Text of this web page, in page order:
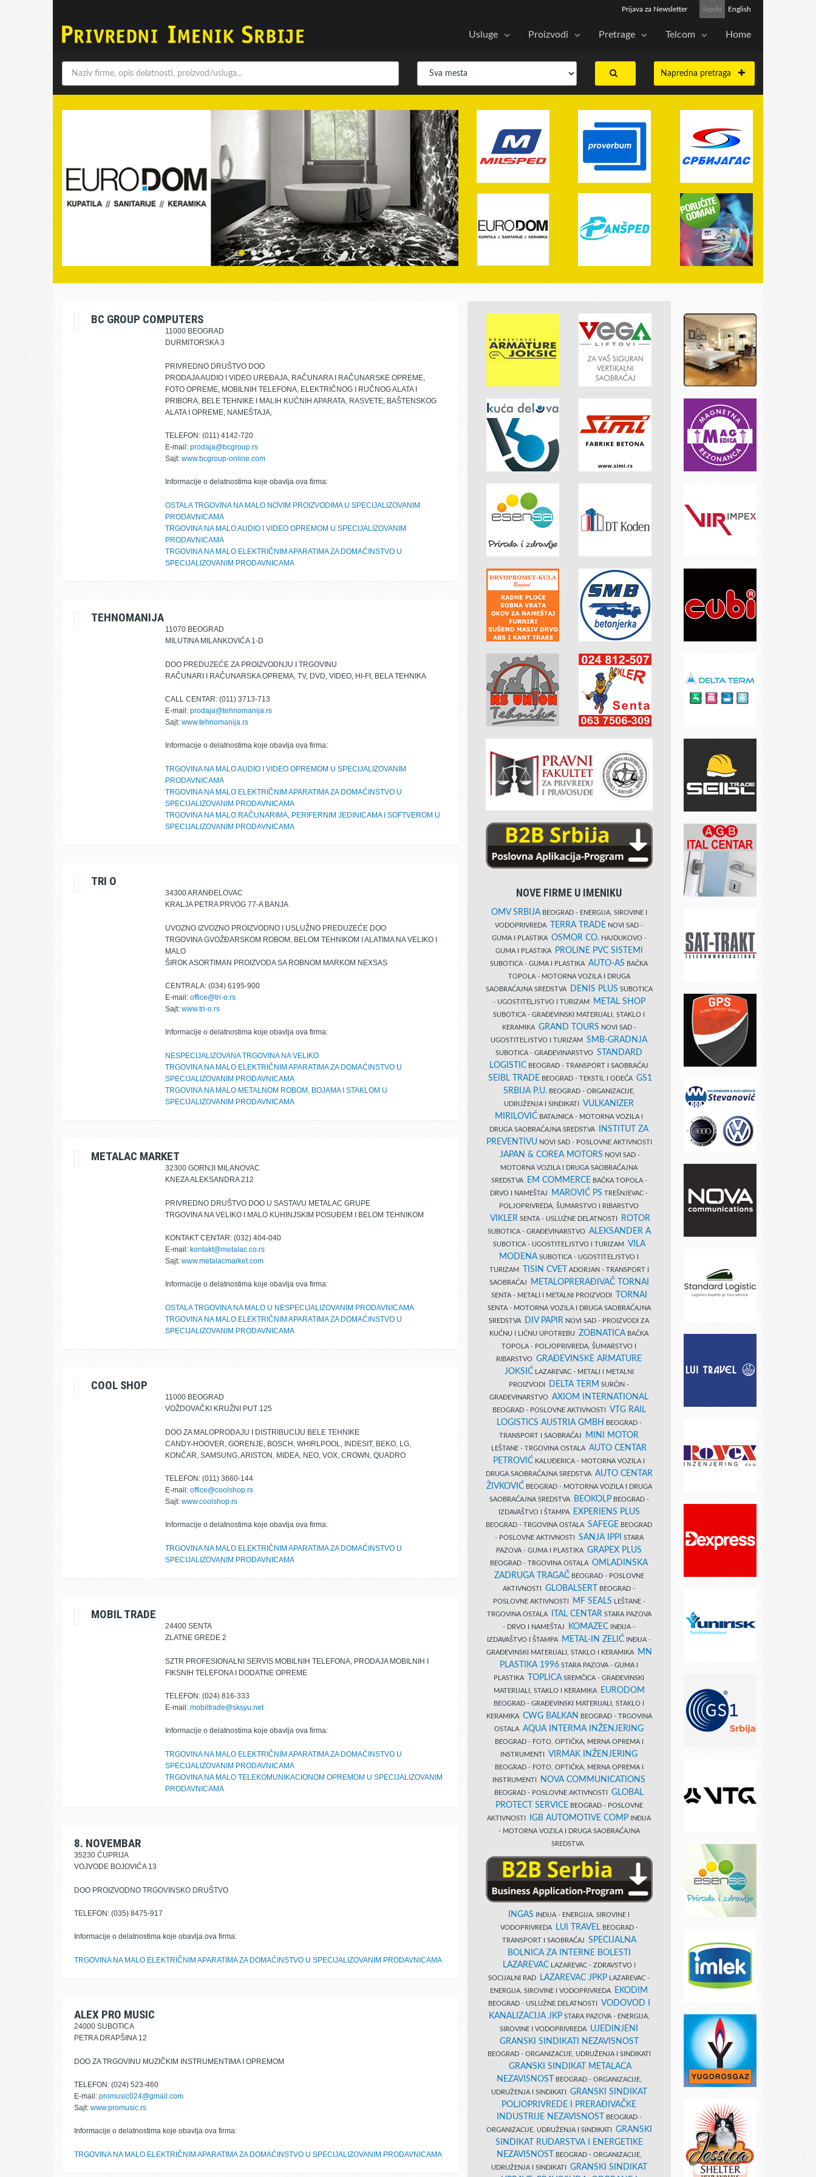
Srpski English
Prijava za Newsletter
Usluge Proizvodi Pretrage Telcom Home
Napredna pretraga
BC GROUP COMPUTERS
11000 BEOGRAD
DURMITORSKA 3
PRIVREDNO DRUŠTVO DOO
PRODAJA AUDIO I VIDEO UREĐAJA, RAČUNARA I RAČUNARSKE OPREME,
FOTO OPREME, MOBILNIH TELEFONA, ELEKTRIČNOG I RUČNOG ALATA I
PRIBORA, BELE TEHNIKE I MALIH KUĆNIH APARATA, RASVETE, BAŠTENSKOG
ALATA I OPREME, NAMEŠTAJA‚
TELEFON: (011) 4142-720
E-mail: prodaja@bcgroup.rs
Sajt: www.bcgroup-online.com
Informacije o delatnostima koje obavlja ova firma:
OSTALA TRGOVINA NA MALO NOVIM PROIZVODIMA U SPECIJALIZOVANIM
PRODAVNICAMA
TRGOVINA NA MALO AUDIO I VIDEO OPREMOM U SPECIJALIZOVANIM
PRODAVNICAMA
TRGOVINA NA MALO ELEKTRIČNIM APARATIMA ZA DOMAĆINSTVO U
SPECIJALIZOVANIM PRODAVNICAMA
TEHNOMANIJA
11070 BEOGRAD
MILUTINA MILANKOVIĆA 1-D
DOO PREDUZEĆE ZA PROIZVODNJU I TRGOVINU
RAČUNARI I RAČUNARSKA OPREMA, TV, DVD, VIDEO, HI-FI, BELA TEHNIKA
CALL CENTAR: (011) 3713-713
E-mail: prodaja@tehnomanija.rs
Sajt: www.tehnomanija.rs
Informacije o delatnostima koje obavlja ova firma:
TRGOVINA NA MALO AUDIO I VIDEO OPREMOM U SPECIJALIZOVANIM
PRODAVNICAMA
TRGOVINA NA MALO ELEKTRIČNIM APARATIMA ZA DOMAĆINSTVO U
SPECIJALIZOVANIM PRODAVNICAMA
TRGOVINA NA MALO RAČUNARIMA, PERIFERNIM JEDINICAMA I SOFTVEROM U
SPECIJALIZOVANIM PRODAVNICAMA
TRI O
34300 ARANĐELOVAC
KRALJA PETRA PRVOG 77-A BANJA
UVOZNO IZVOZNO PROIZVODNO I USLUŽNO PREDUZEĆE DOO
TRGOVINA GVOŽĐARSKOM ROBOM, BELOM TEHNIKOM I ALATIMA NA VELIKO I
MALO
ŠIROK ASORTIMAN PROIZVODA SA ROBNOM MARKOM NEXSAS
CENTRALA: (034) 6195-900
E-mail: office@tri-o.rs
Sajt: www.tri-o.rs
Informacije o delatnostima koje obavlja ova firma:
NESPECIJALIZOVANA TRGOVINA NA VELIKO
TRGOVINA NA MALO ELEKTRIČNIM APARATIMA ZA DOMAĆINSTVO U
SPECIJALIZOVANIM PRODAVNICAMA
TRGOVINA NA MALO METALNOM ROBOM, BOJAMA I STAKLOM U
SPECIJALIZOVANIM PRODAVNICAMA
METALAC MARKET
32300 GORNJI MILANOVAC
KNEZA ALEKSANDRA 212
PRIVREDNO DRUŠTVO DOO U SASTAVU METALAC GRUPE
TRGOVINA NA VELIKO I MALO KUHINJSKIM POSUĐEM I BELOM TEHNIKOM
KONTAKT CENTAR: (032) 404-040
E-mail: kontakt@metalac.co.rs
Sajt: www.metalacmarket.com
Informacije o delatnostima koje obavlja ova firma:
OSTALA TRGOVINA NA MALO U NESPECIJALIZOVANIM PRODAVNICAMA
TRGOVINA NA MALO ELEKTRIČNIM APARATIMA ZA DOMAĆINSTVO U
SPECIJALIZOVANIM PRODAVNICAMA
COOL SHOP
11000 BEOGRAD
VOŽDOVAČKI KRUŽNI PUT 125
DOO ZA MALOPRODAJU I DISTRIBUCIJU BELE TEHNIKE
CANDY-HOOVER, GORENJE, BOSCH, WHIRLPOOL, INDESIT, BEKO, LG,
KONČAR, SAMSUNG, ARISTON, MIDEA, NEO, VOX, CROWN, QUADRO
TELEFON: (011) 3660-144
E-mail: office@coolshop.rs
Sajt: www.coolshop.rs
Informacije o delatnostima koje obavlja ova firma:
TRGOVINA NA MALO ELEKTRIČNIM APARATIMA ZA DOMAĆINSTVO U
SPECIJALIZOVANIM PRODAVNICAMA
MOBIL TRADE
24400 SENTA
ZLATNE GREDE 2
SZTR PROFESIONALNI SERVIS MOBILNIH TELEFONA, PRODAJA MOBILNIH I
FIKSNIH TELEFONA I DODATNE OPREME
TELEFON: (024) 816-333
E-mail: mobiltrade@sksyu.net
Informacije o delatnostima koje obavlja ova firma:
TRGOVINA NA MALO ELEKTRIČNIM APARATIMA ZA DOMAĆINSTVO U
SPECIJALIZOVANIM PRODAVNICAMA
TRGOVINA NA MALO TELEKOMUNIKACIONOM OPREMOM U SPECIJALIZOVANIM
PRODAVNICAMA
8. NOVEMBAR
35230 ĆUPRIJA
VOJVODE BOJOVIĆA 13
DOO PROIZVODNO TRGOVINSKO DRUŠTVO
TELEFON: (035) 8475-917
Informacije o delatnostima koje obavlja ova firma:
TRGOVINA NA MALO ELEKTRIČNIM APARATIMA ZA DOMAĆINSTVO U SPECIJALIZOVANIM PRODAVNICAMA
ALEX PRO MUSIC
24000 SUBOTICA
PETRA DRAPŠINA 12
DOO ZA TRGOVINU MUZIČKIM INSTRUMENTIMA I OPREMOM
TELEFON: (024) 523-460
E-mail: promusic024@gmail.com
Sajt: www.promusic.rs
Informacije o delatnostima koje obavlja ova firma:
TRGOVINA NA MALO ELEKTRIČNIM APARATIMA ZA DOMAĆINSTVO U SPECIJALIZOVANIM PRODAVNICAMA
NOVE FIRME U IMENIKU
OMV SRBIJABEOGRAD - ENERGIJA, SIROVINE I
VODOPRIVREDA
TERRA TRADE NOVI SAD -
GUMA I PLASTIKA OSMOR CO.HAJDUKOVO -
GUMA I PLASTIKA
PROLINE PVC SISTEMI
SUBOTICA - GUMA I PLASTIKA AUTO-AS BAČKA
TOPOLA - MOTORNA VOZILA I DRUGA
SAOBRAĆAJNA SREDSTVA
DENIS PLUS SUBOTICA
- UGOSTITELJSTVO I TURIZAM
METAL SHOP
SUBOTICA - GRAĐEVINSKI MATERIJALI, STAKLO I
KERAMIKA GRAND TOURS NOVI SAD -
UGOSTITELJSTVO I TURIZAM SMB-GRADNJA
SUBOTICA - GRAĐEVINARSTVO STANDARD
LOGISTIC BEOGRAD - TRANSPORT I SAOBRAĆAJ
SEIBL TRADE BEOGRAD - TEKSTIL I ODEĆA GS1
SRBIJA P.U.BEOGRAD - ORGANIZACIJE,
UDRUŽENJA I SINDIKATI VULKANIZER
MIRILOVIĆ BATAJNICA - MOTORNA VOZILA I
DRUGA SAOBRAĆAJNA SREDSTVA
INSTITUT ZA
PREVENTIVUNOVI SAD - POSLOVNE AKTIVNOSTI
JAPAN & COREA MOTORS NOVI SAD -
MOTORNA VOZILA I DRUGA SAOBRAĆAJNA
SREDSTVA
EM COMMERCE BAČKA TOPOLA -
DRVO I NAMEŠTAJ
MAROVIĆ PS TREŠNJEVAC -
POLJOPRIVREDA, ŠUMARSTVO I RIBARSTVO
VIKLER SENTA - USLUŽNE DELATNOSTI ROTOR
SUBOTICA - GRAĐEVINARSTVO ALEKSANDER A
SUBOTICA - UGOSTITELJSTVO I TURIZAM VILA
MODENA SUBOTICA - UGOSTITELJSTVO I
TURIZAM
TISIN CVET
ADORJAN - TRANSPORT I
SAOBRAĆAJ
METALOPRERAĐIVAČ TORNAI
SENTA - METALI I METALNI PROIZVODI TORNAI
SENTA - MOTORNA VOZILA I DRUGA SAOBRAĆAJNA
SREDSTVA
DIV PAPIR NOVI SAD - PROIZVODI ZA
KUĆNU I LIČNU UPOTREBU ZOBNATICA BAČKA
TOPOLA - POLJOPRIVREDA, ŠUMARSTVO I
RIBARSTVO GRAĐEVINSKE ARMATURE
JOKSIĆLAZAREVAC - METALI I METALNI
PROIZVODI
DELTA TERM SURČIN -
GRAĐEVINARSTVO AXIOM INTERNATIONAL
BEOGRAD - POSLOVNE AKTIVNOSTI VTG RAIL
LOGISTICS AUSTRIA GMBH
BEOGRAD -
TRANSPORT I SAOBRAĆAJ
MINI MOTOR
LEŠTANE - TRGOVINA OSTALA AUTO CENTAR
PETROVIĆ KALUĐERICA - MOTORNA VOZILA I
DRUGA SAOBRAĆAJNA SREDSTVA AUTO CENTAR
ŽIVKOVIĆBEOGRAD - MOTORNA VOZILA I DRUGA
SAOBRAĆAJNA SREDSTVA
BEOKOLPBEOGRAD -
IZDAVAŠTVO I ŠTAMPA
EXPERIENS PLUS
BEOGRAD - TRGOVINA OSTALA SAFEGE BEOGRAD
- POSLOVNE AKTIVNOSTI SANJA IPPI
STARA
PAZOVA - GUMA I PLASTIKA GRAPEX PLUS
BEOGRAD - TRGOVINA OSTALA OMLADINSKA
ZADRUGA TRAGAČBEOGRAD - POSLOVNE
AKTIVNOSTI GLOBALSERT
BEOGRAD -
POSLOVNE AKTIVNOSTI
MF SEALS LEŠTANE -
TRGOVINA OSTALA
ITAL CENTAR STARA PAZOVA
- DRVO I NAMEŠTAJ
KOMAZEC INĐIJA -
IZDAVAŠTVO I ŠTAMPA
METAL-IN ZELIĆ INĐIJA -
GRAĐEVINSKI MATERIJALI, STAKLO I KERAMIKA
MN
PLASTIKA 1996 STARA PAZOVA - GUMA I
PLASTIKA
TOPLICA SREMČICA - GRAĐEVINSKI
MATERIJALI, STAKLO I KERAMIKA
EURODOM
BEOGRAD - GRAĐEVINSKI MATERIJALI, STAKLO I
KERAMIKA CWG BALKAN
BEOGRAD - TRGOVINA
OSTALA AQUA INTERMA INŽENJERING
BEOGRAD - FOTO, OPTIČKA, MERNA OPREMA I
INSTRUMENTI VIRMAK INŽENJERING
BEOGRAD - FOTO, OPTIČKA, MERNA OPREMA I
INSTRUMENTI
NOVA COMMUNICATIONS
BEOGRAD - POSLOVNE AKTIVNOSTI GLOBAL
PROTECT SERVICE BEOGRAD - POSLOVNE
AKTIVNOSTI
IGB AUTOMOTIVE COMP INĐIJA
- MOTORNA VOZILA I DRUGA SAOBRAĆAJNA
SREDSTVA
INGAS INĐIJA - ENERGIJA, SIROVINE I
VODOPRIVREDA
LUI TRAVELBEOGRAD -
TRANSPORT I SAOBRAĆAJ SPECIJALNA
BOLNICA ZA INTERNE BOLESTI
LAZAREVACLAZAREVAC - ZDRAVSTVO I
SOCIJALNI RAD
LAZAREVAC JPKP LAZAREVAC -
ENERGIJA, SIROVINE I VODOPRIVREDA
EKODIM
BEOGRAD - USLUŽNE DELATNOSTI VODOVOD I
KANALIZACIJA JKPSTARA PAZOVA - ENERGIJA,
SIROVINE I VODOPRIVREDA UJEDINJENI
GRANSKI SINDIKATI NEZAVISNOST
BEOGRAD - ORGANIZACIJE, UDRUŽENJA I SINDIKATI
GRANSKI SINDIKAT METALACA
NEZAVISNOST
BEOGRAD - ORGANIZACIJE,
UDRUŽENJA I SINDIKATI GRANSKI SINDIKAT
POLJOPRIVREDE I PRERAĐIVAČKE
INDUSTRIJE NEZAVISNOST
BEOGRAD -
ORGANIZACIJE, UDRUŽENJA I SINDIKATI GRANSKI
SINDIKAT RUDARSTVA I ENERGETIKE
NEZAVISNOST
BEOGRAD - ORGANIZACIJE,
UDRUŽENJA I SINDIKATI GRANSKI SINDIKAT